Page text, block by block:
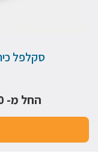
סקלפל
החל מ-